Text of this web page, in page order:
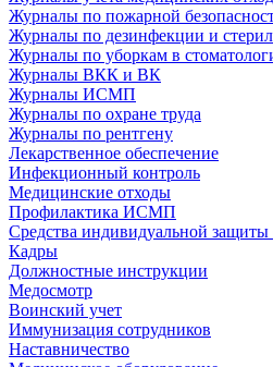
Журналы по пожарной
Журналы по дезинфекции и
Журналы по уборкам в
Журналы ВКК и ВК
Журналы ИСМП
Журналы по охране труда
Журналы по рентгену
Лекарственное обеспечение
Инфекционный контроль
Медицинские отходы
Профилактика ИСМП
Средства индивидуальной
Кадры
Должностные инструкции
Медосмотр
Воинский учет
Иммунизация сотрудников
Наставничество